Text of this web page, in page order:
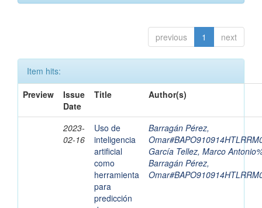
previous 1 next
Item hits:
Preview
Issue
Date
Title Author(s)
2023-
02-16
Uso de
inteligencia
artificial
como
herramienta
para
predicción
Barragán Pérez,
García Tellez, Marco
Barragán Pérez,